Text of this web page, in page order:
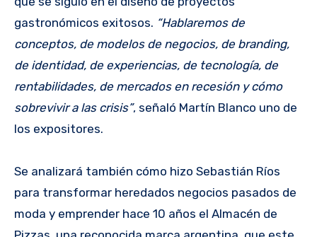
gastronómicos exitosos. “Hablaremos de
conceptos, de modelos de negocios, de branding,
de identidad, de experiencias, de tecnología, de
rentabilidades, de mercados en recesión y cómo
sobrevivir a las crisis”, señaló Martín Blanco uno de
los expositores.
Se analizará también cómo hizo Sebastián Ríos
para transformar heredados negocios pasados de
moda y emprender hace 10 años el Almacén de